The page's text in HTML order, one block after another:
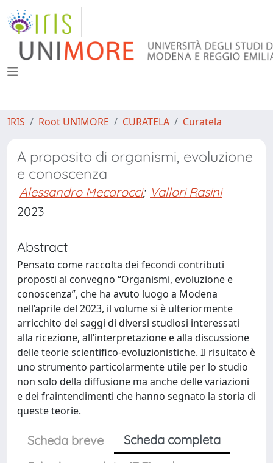
IRIS Root UNIMORE CURATELA Curatela
A proposito di organismi, evoluzione
e conoscenza
Alessandro Mecarocci; Vallori Rasini
2023
Abstract
Pensato come raccolta dei fecondi contributi
proposti al convegno “Organismi, evoluzione e
conoscenza”, che ha avuto luogo a Modena
nell’aprile del 2023, il volume si è ulteriormente
arricchito dei saggi di diversi studiosi interessati
alla ricezione, all’interpretazione e alla discussione
delle teorie scientifico-evoluzionistiche. Il risultato è
uno strumento particolarmente utile per lo studio
non solo della diffusione ma anche delle variazioni
e dei fraintendimenti che hanno segnato la storia di
queste teorie.
Scheda breve
Scheda completa